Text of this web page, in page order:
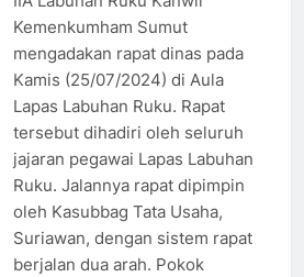
Kemenkumham Sumut
mengadakan rapat dinas pada
Kamis (25/07/2024) di Aula
Lapas Labuhan Ruku. Rapat
tersebut dihadiri oleh seluruh
jajaran pegawai Lapas Labuhan
Ruku. Jalannya rapat dipimpin
oleh Kasubbag Tata Usaha,
Suriawan, dengan sistem rapat
berjalan dua arah. Pokok